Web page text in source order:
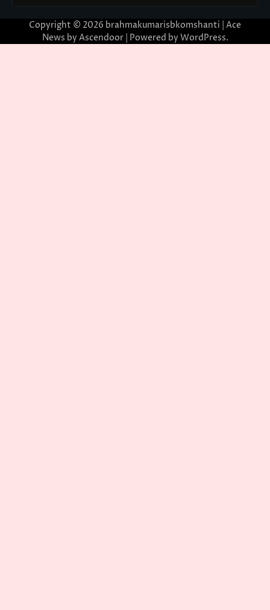
Copyright © 2026 brahmakumarisbkomshanti | Ace
News by Ascendoor| Powered by WordPress.